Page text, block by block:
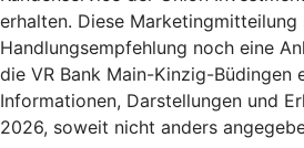
erhalten. Diese
Handlungsempfehlung noch eine
die VR Bank Main-Kinzig-Büdingen
Informationen, Darstellungen und
2026, soweit nicht anders